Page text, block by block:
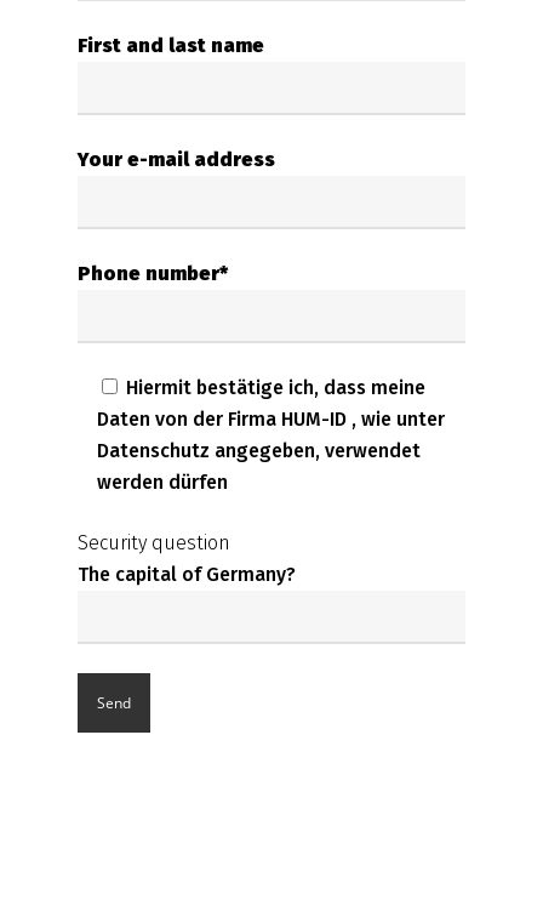
First and last name
Your e-mail address
Phone number*
Hiermit bestätige ich, dass meine
Daten von der Firma HUM-ID , wie unter
Datenschutz angegeben, verwendet
werden dürfen
Security question
The capital of Germany?